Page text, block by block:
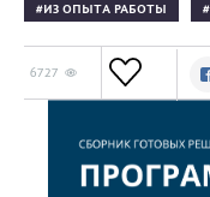
ИЗ ОПЫТА РАБОТЫ
6727